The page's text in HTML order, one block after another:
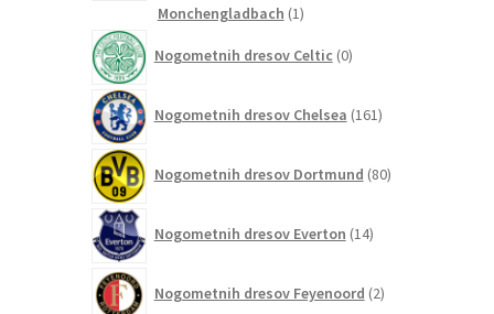
Monchengladbach 11
Nogometnih dresov Celtic 0izdelkov
Nogometnih dresov Chelsea 161izdelkov
Nogometnih dresov Dortmund 80izdelkov
Nogometnih dresov Everton 14izdelkov
Nogometnih dresov Feyenoord 2izdelka